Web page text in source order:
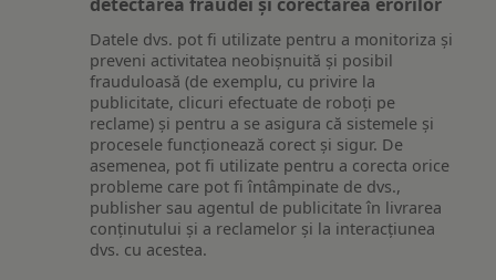
Datele dvs. pot fi utilizate pentru a monitoriza și
preveni activitatea neobișnuită și posibil
frauduloasă (de exemplu, cu privire la
publicitate, clicuri efectuate de roboți pe
reclame) și pentru a se asigura că sistemele și
procesele funcționează corect și sigur. De
asemenea, pot fi utilizate pentru a corecta orice
probleme care pot fi întâmpinate de dvs.,
publisher sau agentul de publicitate în livrarea
conținutului și a reclamelor și la interacțiunea
dvs. cu acestea.